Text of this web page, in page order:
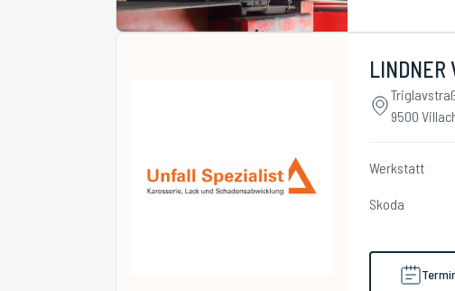
9500
Werkstatt
Skoda